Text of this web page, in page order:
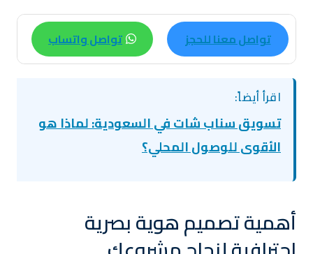
تواصل معنا للحجز تواصل واتساب
اقرأ أيضاً:
تسويق سناب شات في السعودية: لماذا هو
الأقوى للوصول المحلي؟
أهمية تصميم هوية بصرية